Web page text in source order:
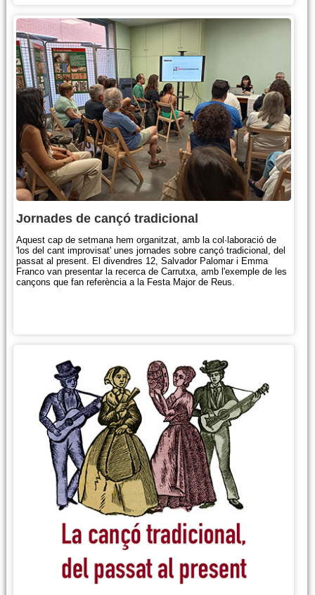
Jornades de cançó tradicional
Aquest cap de setmana hem organitzat, amb la col·laboració de
'los del cant improvisat' unes jornades sobre cançó tradicional, del
passat al present. El divendres 12, Salvador Palomar i Emma
Franco van presentar la recerca de Carrutxa, amb l'exemple de les
cançons que fan referència a la Festa Major de Reus.